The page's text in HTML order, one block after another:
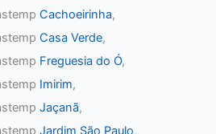
Cachoeirinha,
Casa Verde,
Freguesia do Ó,
Imirim,
Jaçanã,